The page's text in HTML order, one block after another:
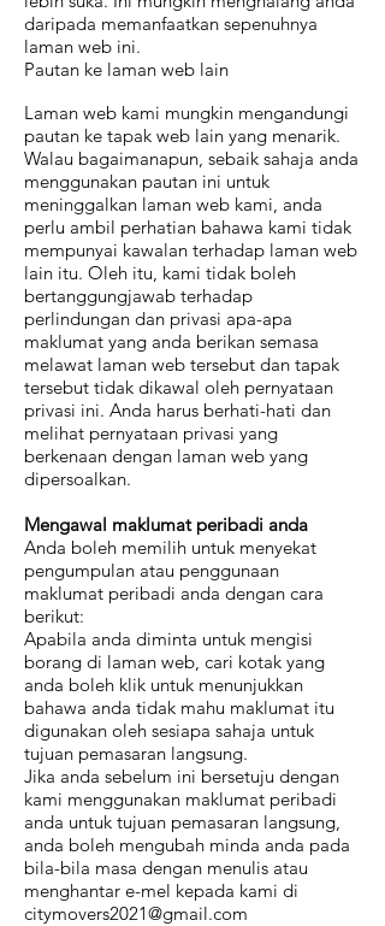
daripada memanfaatkan sepenuhnya
laman web ini.
Pautan ke laman web lain
Laman web kami mungkin mengandungi
pautan ke tapak web lain yang menarik.
Walau bagaimanapun, sebaik sahaja anda
menggunakan pautan ini untuk
meninggalkan laman web kami, anda
perlu ambil perhatian bahawa kami tidak
mempunyai kawalan terhadap laman web
lain itu. Oleh itu, kami tidak boleh
bertanggungjawab terhadap
perlindungan dan privasi apa-apa
maklumat yang anda berikan semasa
melawat laman web tersebut dan tapak
tersebut tidak dikawal oleh pernyataan
privasi ini. Anda harus berhati-hati dan
melihat pernyataan privasi yang
berkenaan dengan laman web yang
dipersoalkan.
Mengawal maklumat peribadi anda
Anda boleh memilih untuk menyekat
pengumpulan atau penggunaan
maklumat peribadi anda dengan cara
berikut:
Apabila anda diminta untuk mengisi
borang di laman web, cari kotak yang
anda boleh klik untuk menunjukkan
bahawa anda tidak mahu maklumat itu
digunakan oleh sesiapa sahaja untuk
tujuan pemasaran langsung.
Jika anda sebelum ini bersetuju dengan
kami menggunakan maklumat peribadi
anda untuk tujuan pemasaran langsung,
anda boleh mengubah minda anda pada
bila-bila masa dengan menulis atau
menghantar e-mel kepada kami di
citymovers2021@gmail.com